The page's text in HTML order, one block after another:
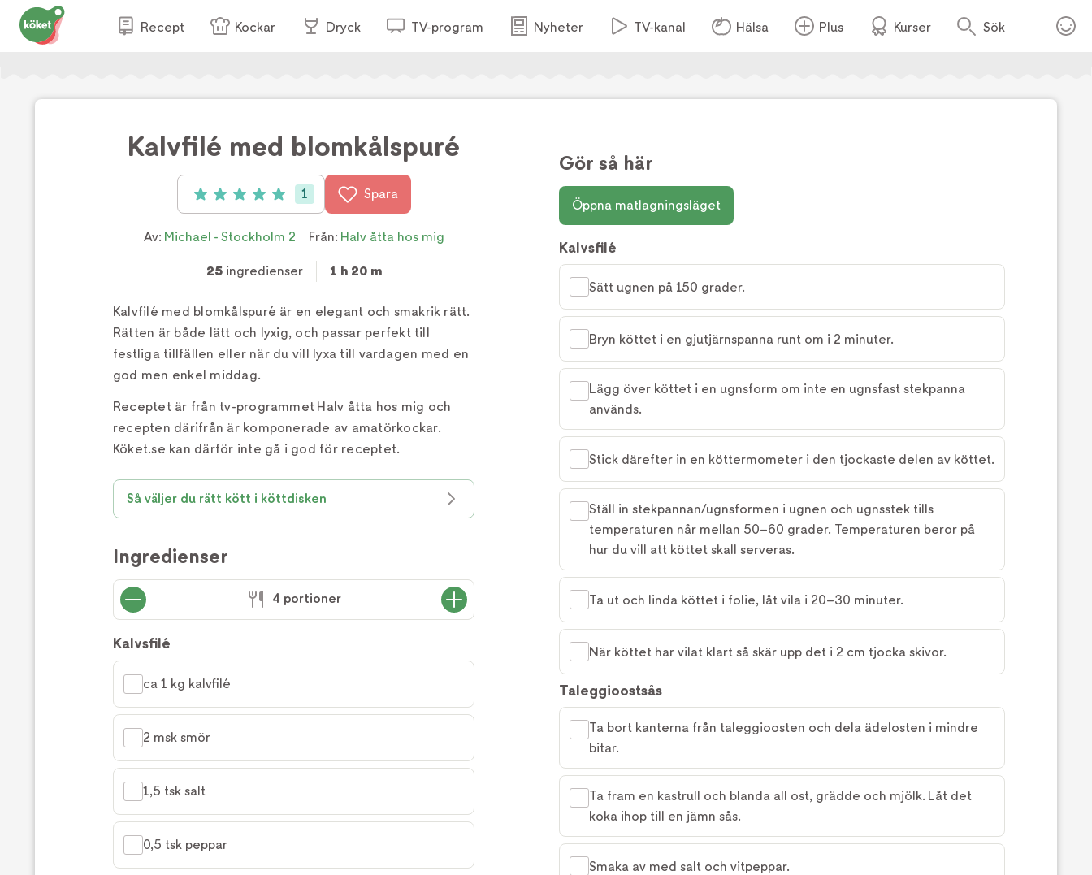
Recept Kockar Dryck TV-program Nyheter TV-kanal Hälsa Plus Kurser Sök
Foto:Tv4
Kalvfilé med blomkålspuré
Betyg: 5 av 5 (1 röster)
1 Spara
Av: Michael - Stockholm 2 Från: Halv åtta hos mig
25ingredienser 1 h 20 m
Kalvfilé med blomkålspuré är en elegant och smakrik rätt.
Rätten är både lätt och lyxig, och passar perfekt till
festliga tillfällen eller när du vill lyxa till vardagen med en
god men enkel middag.
Receptet är från tv-programmet Halv åtta hos mig och
recepten därifrån är komponerade av amatörkockar.
Köket.se kan därför inte gå i god för receptet.
Så väljer du rätt kött i köttdisken
Ingredienser
4 portioner
Kalvsfilé
ca 1 kg kalvfilé
2 msk smör
1,5 tsk salt
0,5 tsk peppar
Gör så här
Öppna matlagningsläget
Kalvsfilé
Sätt ugnen på 150 grader.
Bryn köttet i en gjutjärnspanna runt om i 2 minuter.
Lägg över köttet i en ugnsform om inte en ugnsfast stekpanna
används.
Stick därefter in en köttermometer i den tjockaste delen av köttet.
Ställ in stekpannan/ugnsformen i ugnen och ugnsstek tills
temperaturen når mellan 50–60 grader. Temperaturen beror på
hur du vill att köttet skall serveras.
Ta ut och linda köttet i folie, låt vila i 20–30 minuter.
När köttet har vilat klart så skär upp det i 2 cm tjocka skivor.
Taleggioostsås
Ta bort kanterna från taleggioosten och dela ädelosten i mindre
bitar.
Ta fram en kastrull och blanda all ost, grädde och mjölk. Låt det
koka ihop till en jämn sås.
Smaka av med salt och vitpeppar.